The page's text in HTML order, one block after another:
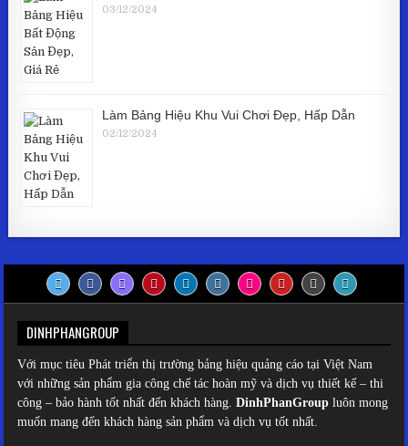
03/12/2024
Làm Bảng Hiệu Khu Vui Chơi Đẹp, Hấp Dẫn
02/12/2024
DINHPHANGROUP
Với mục tiêu Phát triển thị trường bảng hiệu quảng cáo tại Việt Nam
với những sản phẩm gia công chế tác hoàn mỹ và dịch vụ thiết kế – thi
công – bảo hành tốt nhất đến khách hàng.DinhPhanGroup luôn mong
muốn mang đến khách hàng sản phẩm và dịch vụ tốt nhất.